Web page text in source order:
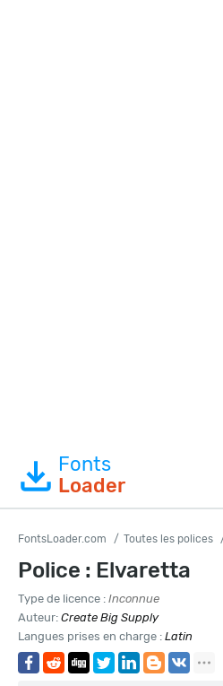
Fonts
Loader
FontsLoader.com Toutes les polices
Police : Elvaretta
Type de licence : Inconnue
Auteur: Create Big Supply
Langues prises en charge : Latin